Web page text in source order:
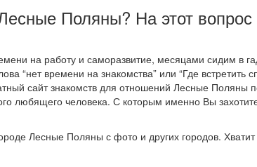
Поляны? На этот
на работу и саморазвитие, месяцами сидим в
“нет времени на знакомства” или “Где встретить
сайт знакомств для отношений Лесные Поляны
любящего человека. С которым именно Вы
Лесные Поляны с фото и других городов.